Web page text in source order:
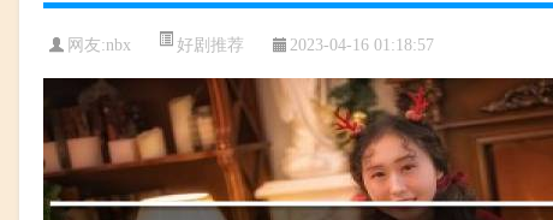
网友:nbx 好剧推荐 2023-04-16 01:18:57